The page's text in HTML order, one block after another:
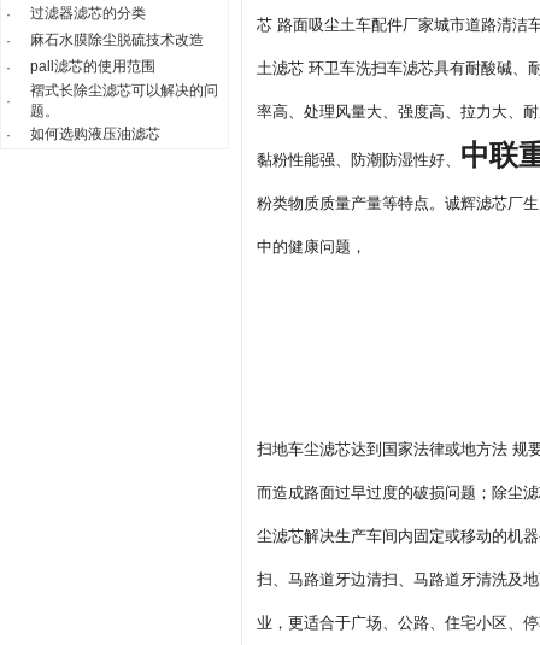
·
过滤器滤芯的分类
·
麻石水膜除尘脱硫技术改造
·
pall滤芯的使用范围
·
褶式长除尘滤芯可以解决的问
题。
·
如何选购液压油滤芯
芯 路面吸尘土车配件厂家城市道路清洁
土滤芯 环卫车洗扫车滤芯具有耐酸碱、
率高、处理风量大、强度高、拉力大、
黏粉性能强、防潮防湿性好、 中联
粉类物质质量产量等特点。诚辉滤芯厂
中的健康问题，
扫地车尘滤芯达到国家法律或地方法 规
而造成路面过早过度的破损问题；除尘
尘滤芯解决生产车间内固定或移动的机
扫、马路道牙边清扫、马路道牙清洗及
业，更适合于广场、公路、住宅小区、